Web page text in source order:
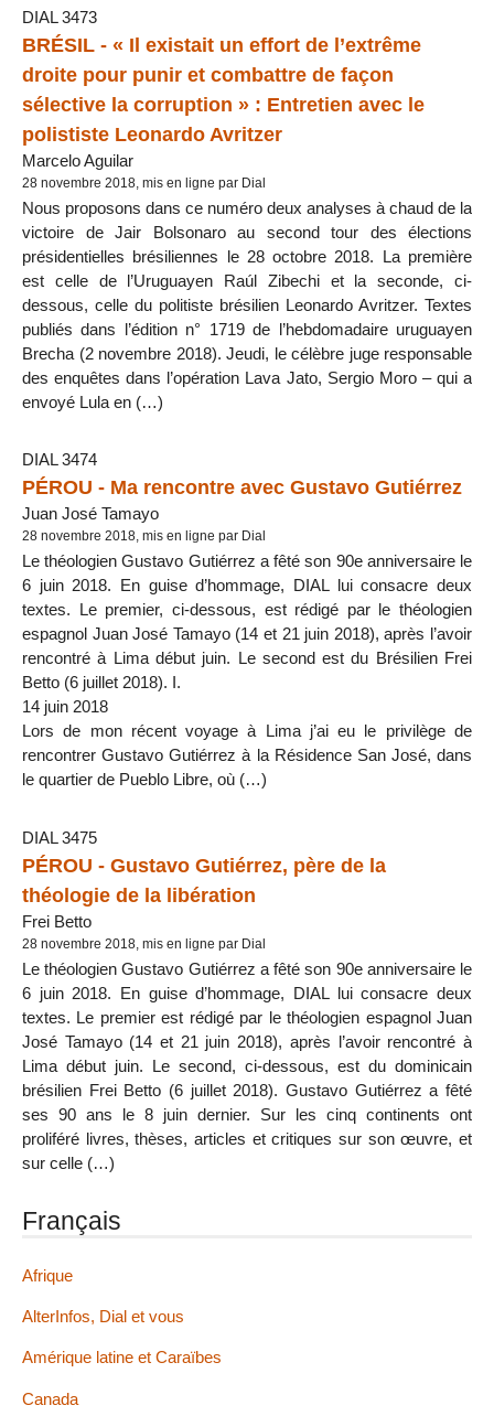
DIAL 3473
BRÉSIL - « Il existait un effort de l’extrême
droite pour punir et combattre de façon
sélective la corruption » : Entretien avec le
polististe Leonardo Avritzer
Marcelo Aguilar
28 novembre 2018, mis en ligne par Dial
Nous proposons dans ce numéro deux analyses à chaud de la
victoire de Jair Bolsonaro au second tour des élections
présidentielles brésiliennes le 28 octobre 2018. La première
est celle de l’Uruguayen Raúl Zibechi et la seconde, ci-
dessous, celle du politiste brésilien Leonardo Avritzer. Textes
publiés dans l’édition n° 1719 de l’hebdomadaire uruguayen
Brecha (2 novembre 2018). Jeudi, le célèbre juge responsable
des enquêtes dans l’opération Lava Jato, Sergio Moro – qui a
envoyé Lula en (…)
DIAL 3474
PÉROU - Ma rencontre avec Gustavo Gutiérrez
Juan José Tamayo
28 novembre 2018, mis en ligne par Dial
Le théologien Gustavo Gutiérrez a fêté son 90e anniversaire le
6 juin 2018. En guise d’hommage, DIAL lui consacre deux
textes. Le premier, ci-dessous, est rédigé par le théologien
espagnol Juan José Tamayo (14 et 21 juin 2018), après l’avoir
rencontré à Lima début juin. Le second est du Brésilien Frei
Betto (6 juillet 2018). I.
14 juin 2018
Lors de mon récent voyage à Lima j’ai eu le privilège de
rencontrer Gustavo Gutiérrez à la Résidence San José, dans
le quartier de Pueblo Libre, où (…)
DIAL 3475
PÉROU - Gustavo Gutiérrez, père de la
théologie de la libération
Frei Betto
28 novembre 2018, mis en ligne par Dial
Le théologien Gustavo Gutiérrez a fêté son 90e anniversaire le
6 juin 2018. En guise d’hommage, DIAL lui consacre deux
textes. Le premier est rédigé par le théologien espagnol Juan
José Tamayo (14 et 21 juin 2018), après l’avoir rencontré à
Lima début juin. Le second, ci-dessous, est du dominicain
brésilien Frei Betto (6 juillet 2018). Gustavo Gutiérrez a fêté
ses 90 ans le 8 juin dernier. Sur les cinq continents ont
proliféré livres, thèses, articles et critiques sur son œuvre, et
sur celle (…)
Français
Afrique
AlterInfos, Dial et vous
Amérique latine et Caraïbes
Canada